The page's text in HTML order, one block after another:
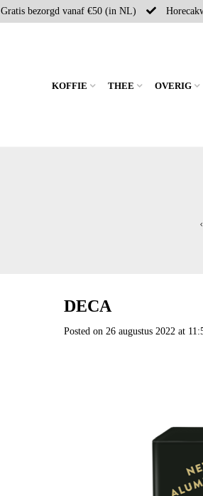
Gratis bezorgd vanaf €50 (in NL)
KOFFIE THEE OVERIG
DECA
Posted on 26 augustus 2022 at